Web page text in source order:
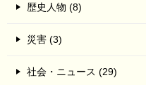
歴史人物 (8)
災害 (3)
社会・ニュース (29)